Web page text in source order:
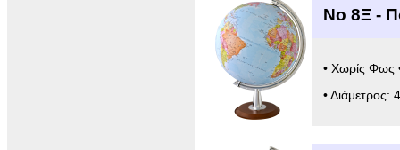
Νο 8Ξ -
• Χωρίς Φως
•